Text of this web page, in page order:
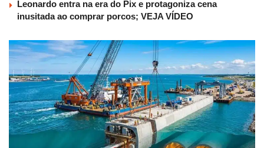
Leonardo entra na era do Pix e protagoniza cena
inusitada ao comprar porcos; VEJA VÍDEO